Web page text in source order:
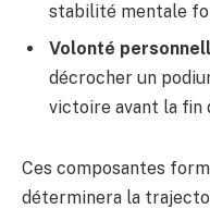
stabilité mentale
Volonté
décrocher un
victoire avant la fin
Ces composantes
déterminera la